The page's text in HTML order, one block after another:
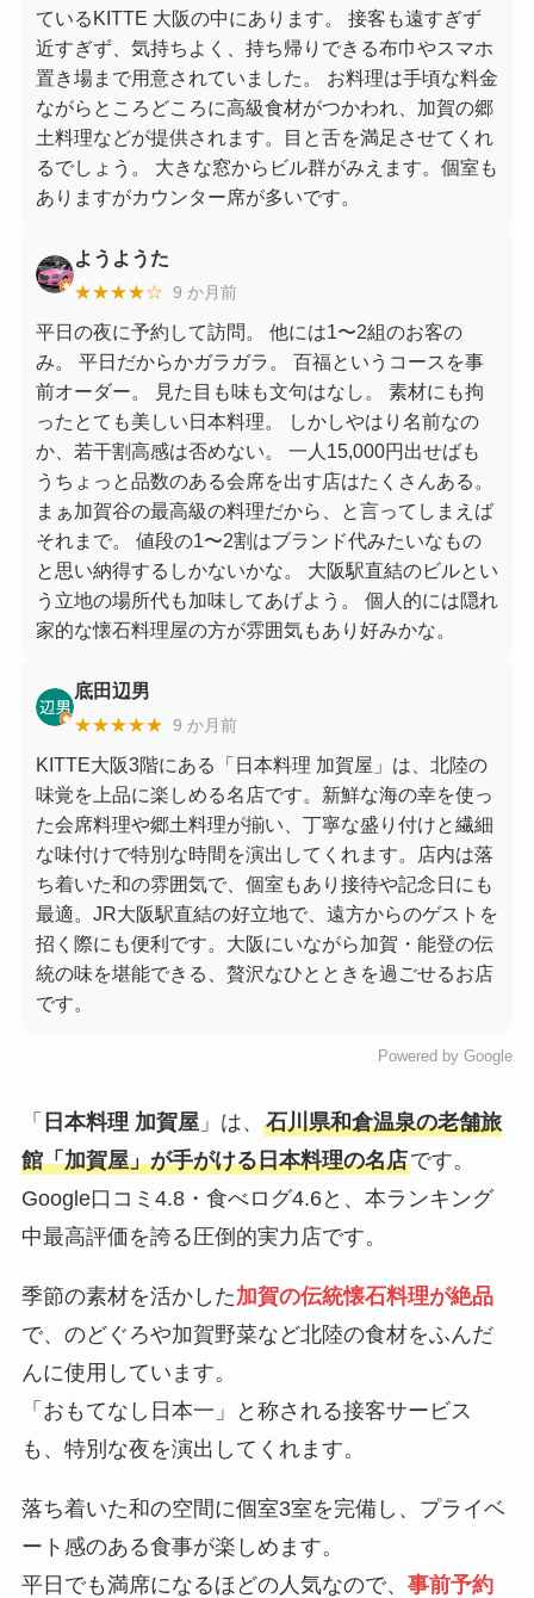
ているKITTE 大阪の中にあります。 接客も遠すぎず
近すぎず、気持ちよく、持ち帰りできる布巾やスマホ
置き場まで用意されていました。 お料理は手頃な料金
ながらところどころに高級食材がつかわれ、加賀の郷
土料理などが提供されます。目と舌を満足させてくれ
るでしょう。 大きな窓からビル群がみえます。個室も
ありますがカウンター席が多いです。
ようようた
★★★★☆ 9 か月前
平日の夜に予約して訪問。 他には1〜2組のお客の
み。 平日だからかガラガラ。 百福というコースを事
前オーダー。 見た目も味も文句はなし。 素材にも拘
ったとても美しい日本料理。 しかしやはり名前なの
か、若干割高感は否めない。 一人15,000円出せばも
うちょっと品数のある会席を出す店はたくさんある。
まぁ加賀谷の最高級の料理だから、と言ってしまえば
それまで。 値段の1〜2割はブランド代みたいなもの
と思い納得するしかないかな。 大阪駅直結のビルとい
う立地の場所代も加味してあげよう。 個人的には隠れ
家的な懐石料理屋の方が雰囲気もあり好みかな。
底田辺男
★★★★★ 9 か月前
KITTE大阪3階にある「日本料理 加賀屋」は、北陸の
味覚を上品に楽しめる名店です。新鮮な海の幸を使っ
た会席料理や郷土料理が揃い、丁寧な盛り付けと繊細
な味付けで特別な時間を演出してくれます。店内は落
ち着いた和の雰囲気で、個室もあり接待や記念日にも
最適。JR大阪駅直結の好立地で、遠方からのゲストを
招く際にも便利です。大阪にいながら加賀・能登の伝
統の味を堪能できる、贅沢なひとときを過ごせるお店
です。
Powered by Google
「 日本料理 加賀屋 」は、 石川県和倉温泉の老舗旅
館「加賀屋」が手がける日本料理の名店です。
Google口コミ4.8・食べログ4.6と、本ランキング
中最高評価を誇る圧倒的実力店です。
季節の素材を活かした加賀の伝統懐石料理が絶品
で、のどぐろや加賀野菜など北陸の食材をふんだ
んに使用しています。
「おもてなし日本一」と称される接客サービス
も、特別な夜を演出してくれます。
落ち着いた和の空間に個室3室を完備し、プライベ
ート感のある食事が楽しめます。
平日でも満席になるほどの人気なので、 事前予約